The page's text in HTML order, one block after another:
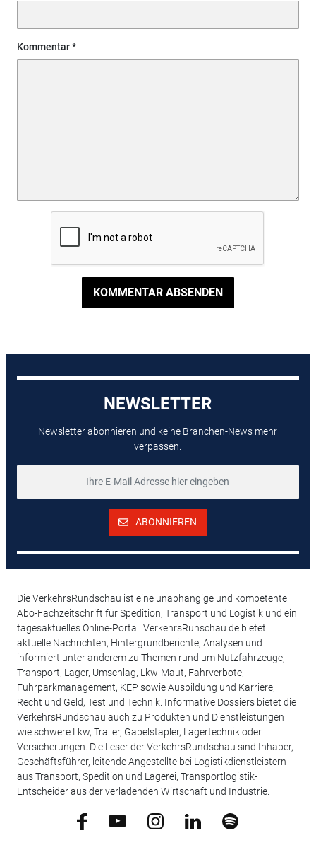
Kommentar
KOMMENTAR ABSENDEN
NEWSLETTER
Newsletter abonnieren und keine Branchen-News mehr
verpassen.
ABONNIEREN
Die VerkehrsRundschau ist eine unabhängige und kompetente
Abo-Fachzeitschrift für Spedition, Transport und Logistik und ein
tagesaktuelles Online-Portal. VerkehrsRunschau.de bietet
aktuelle Nachrichten, Hintergrundberichte, Analysen und
informiert unter anderem zu Themen rund um Nutzfahrzeuge,
Transport, Lager, Umschlag, Lkw-Maut, Fahrverbote,
Fuhrparkmanagement, KEP sowie Ausbildung und Karriere,
Recht und Geld, Test und Technik. Informative Dossiers bietet die
VerkehrsRundschau auch zu Produkten und Dienstleistungen
wie schwere Lkw, Trailer, Gabelstapler, Lagertechnik oder
Versicherungen. Die Leser der VerkehrsRundschau sind Inhaber,
Geschäftsführer, leitende Angestellte bei Logistikdienstleistern
aus Transport, Spedition und Lagerei, Transportlogistik-
Entscheider aus der verladenden Wirtschaft und Industrie.